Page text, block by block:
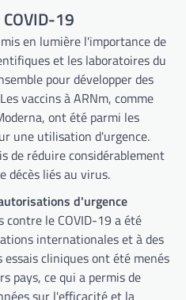
19
en lumière l'importance de
et les laboratoires du
pour développer des
vaccins à ARNm, comme
ont été parmi les
une utilisation d'urgence.
de réduire considérablement
décès liés au virus.
d'urgence
contre le COVID-19 a été
internationales et à des
cliniques ont été menés
pays, ce qui a permis de
sur l'efficacité et la